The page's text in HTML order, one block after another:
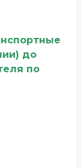
до
по